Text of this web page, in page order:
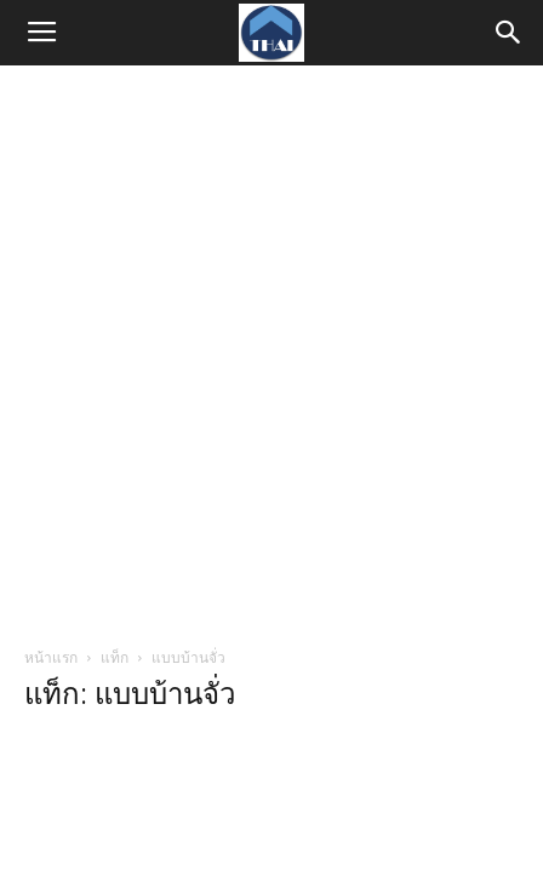
หน้าแรก แท็ก แบบบ้านจั่ว
แท็ก: แบบบ้านจั่ว